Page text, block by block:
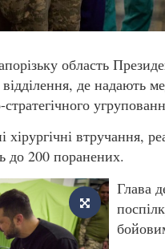
область
відділення, де
втручання,
до 200 поранених.
Глава